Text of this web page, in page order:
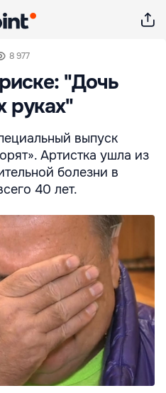
8 977
"Дочь
руках"
выпуск
Артистка ушла из
болезни в
40 лет.